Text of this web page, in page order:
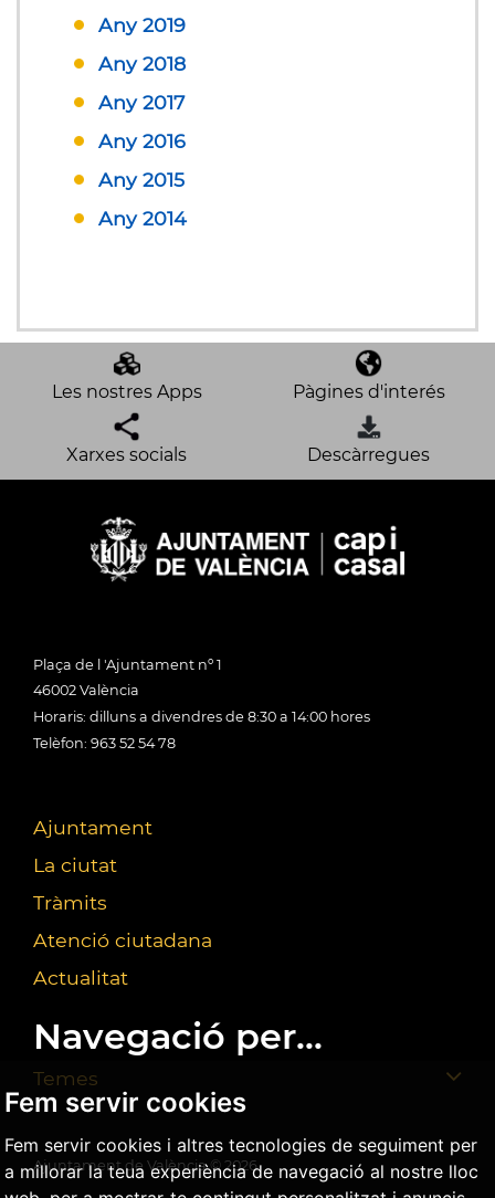
Fem servir cookies
Fem servir cookies i altres tecnologies de seguiment per
a millorar la teua experiència de navegació al nostre lloc
Any 2019
Any 2018
Any 2017
Any 2016
Any 2015
Any 2014
Les nostres Apps Pàgines d'interés
Xarxes socials Descàrregues
Plaça de l 'Ajuntament nº 1
46002 València
Horaris: dilluns a divendres de 8:30 a 14:00 hores
Telèfon: 963 52 54 78
Ajuntament
La ciutat
Tràmits
Atenció ciutadana
Actualitat
Navegació per...
Temes
Ajuntament de València © 2026